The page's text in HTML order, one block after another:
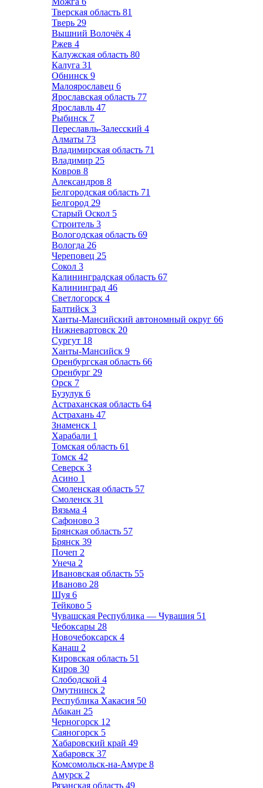
Тверская область 81
Тверь 29
Вышний Волочёк 4
Ржев 4
Калужская область 80
Калуга 31
Обнинск 9
Малоярославец 6
Ярославская область 77
Ярославль 47
Рыбинск 7
Переславль-Залесский 4
Алматы 73
Владимирская область 71
Владимир 25
Ковров 8
Александров 8
Белгородская область 71
Белгород 29
Старый Оскол 5
Строитель 3
Вологодская область 69
Вологда 26
Череповец 25
Сокол 3
Калининградская область 67
Калининград 46
Светлогорск 4
Балтийск 3
Ханты-Мансийский автономный округ 66
Нижневартовск 20
Сургут 18
Ханты-Мансийск 9
Оренбургская область 66
Оренбург 29
Орск 7
Бузулук 6
Астраханская область 64
Астрахань 47
Знаменск 1
Харабали 1
Томская область 61
Томск 42
Северск 3
Асино 1
Смоленская область 57
Смоленск 31
Вязьма 4
Сафоново 3
Брянская область 57
Брянск 39
Почеп 2
Унеча 2
Ивановская область 55
Иваново 28
Шуя 6
Тейково 5
Чувашская Республика — Чувашия 51
Чебоксары 28
Новочебоксарск 4
Канаш 2
Кировская область 51
Киров 30
Слободской 4
Омутнинск 2
Республика Хакасия 50
Абакан 25
Черногорск 12
Саяногорск 5
Хабаровский край 49
Хабаровск 37
Комсомольск-на-Амуре 8
Амурск 2
Рязанская область 49